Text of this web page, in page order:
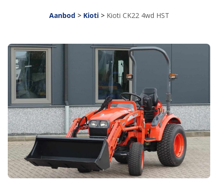
Aanbod > Kioti> Kioti CK22 4wd HST